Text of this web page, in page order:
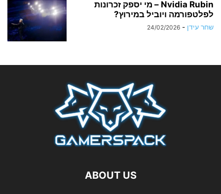
Nvidia Rubin – מי יספק זכרונות
לפלטפורמה ויוביל במירוץ?
שחר עידן -
24/02/2026
ABOUT US